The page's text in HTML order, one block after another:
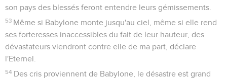
son pays des blessés feront entendre leurs gémissements.
53 Même si Babylone monte jusqu'au ciel, même si elle rend
ses forteresses inaccessibles du fait de leur hauteur, des
dévastateurs viendront contre elle de ma part, déclare
l'Eternel.
54 Des cris proviennent de Babylone, le désastre est grand